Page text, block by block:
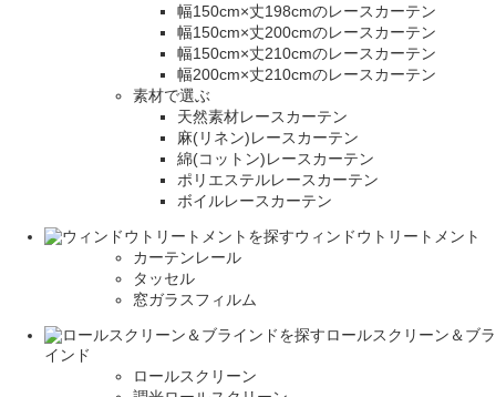
幅150cm×丈198cmのレースカーテン
幅150cm×丈200cmのレースカーテン
幅150cm×丈210cmのレースカーテン
幅200cm×丈210cmのレースカーテン
素材で選ぶ
天然素材レースカーテン
麻(リネン)レースカーテン
綿(コットン)レースカーテン
ポリエステルレースカーテン
ボイルレースカーテン
ウィンドウトリートメント
カーテンレール
タッセル
窓ガラスフィルム
ロールスクリーン＆ブラ
インド
ロールスクリーン